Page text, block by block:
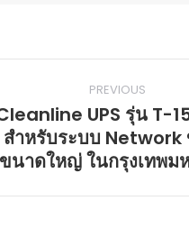
PREVIOUS
Previous
post:
UPS รุ่น T-
ำหรับระบบ Network
ขนาดใหญ่ ในกรุงเทพม